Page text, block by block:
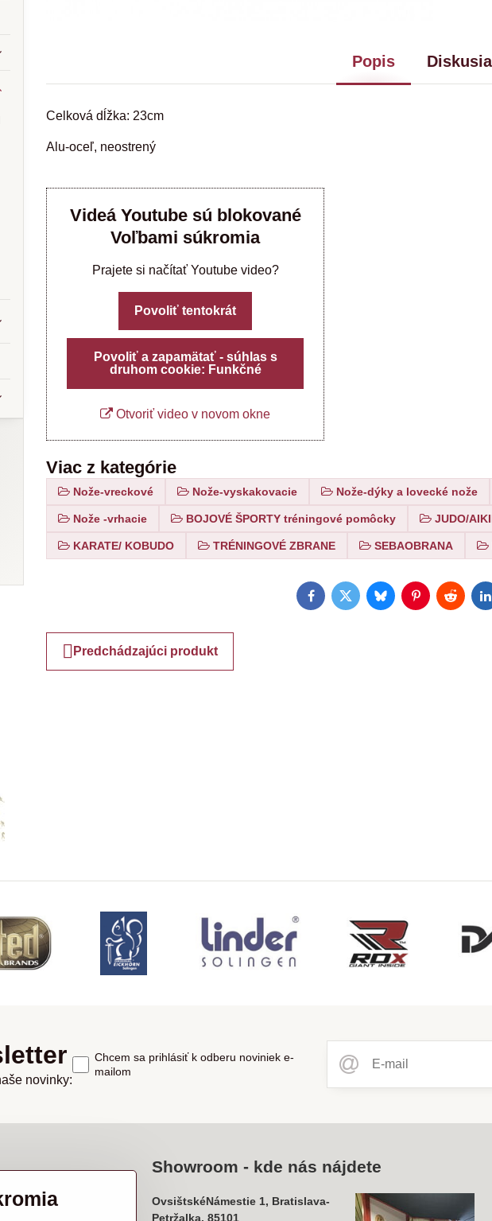
Popis Diskusia
Celková dĺžka: 23cm
Alu-oceľ, neostrený
Videá Youtube sú blokované
Voľbami súkromia
Prajete si načítať Youtube video?
Povoliť tentokrát
Povoliť a zapamätať - súhlas s
druhom cookie: Funkčné
Otvoriť video v novom okne
Viac z kategórie
Nože-vreckové Nože-vyskakovacie Nože-dýky a lovecké nože
Nože -vrhacie BOJOVÉ ŠPORTY tréningové pomôcky JUDO/
KARATE/ KOBUDO TRÉNINGOVÉ ZBRANE SEBAOBRANA
FacebookTwitterBlueskyPinterestReddit
Predchádzajúci produkt
novinky:
Chcem sa prihlásiť k odberu noviniek e-
mailom
Showroom - kde nás nájdete
OvsištskéNámestie 1, Bratislava-
Petržalka, 85101